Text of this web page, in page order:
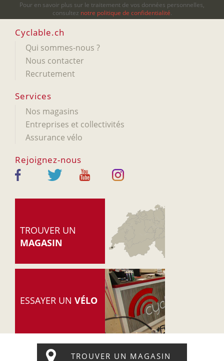
Pour en savoir plus sur le traitement de vos données personnelles,
consultez notre politique de confidentialité.
Cyclable.ch
Qui sommes-nous ?
Nous contacter
Recrutement
Services
Nos magasins
Entreprises et collectivités
Assurance vélo
Rejoignez-nous
TROUVER UN
MAGASIN
ESSAYER UN VÉLO
© 2005-2026 Cyclable.ch-Accueil-Mentions légales
Politique de confidentialité
TROUVER UN MAGASIN